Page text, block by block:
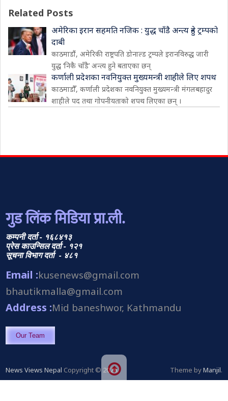
Related Posts
अमेरिका इरान सहमति नजिक : युद्ध चाँडै अन्त्य हुने ट्रम्पको
दाबी
काठमाडौं, अमेरिकी राष्ट्रपति डोनाल्ड ट्रम्पले इरानविरुद्ध जारी
युद्ध ‘निकै चाँडै’ अन्त्य हुने बताएका छन्
कर्णाली प्रदेशका नवनियुक्त मुख्यमन्त्री शाहीले लिए शपथ
काठमाडौँ, कर्णाली प्रदेशका नवनियुक्त मुख्यमन्त्री मंगलबहादुर
शाहीले पद तथा गोपनीयताको शपथ लिएका छन् ।
गुड लिंक मिडिया प्रा.ली.
कम्पनी दर्ता - १६८४१३
प्रेस काउन्सिल दर्ता - १२१
सूचना विभाग दर्ता - ४८१
Email :kusenews@gmail.com
bhautikmalla@gmail.com
Address :Mid baneshwor, Kathmandu
Our Team
News Views Nepal Copyright © 2026. Theme byManjil.